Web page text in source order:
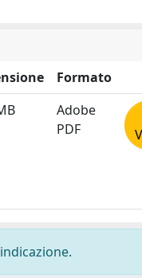
Formato
Adobe
PDF